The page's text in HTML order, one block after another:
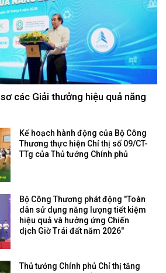
các Giải thưởng hiệu quả năng
Kế hoạch hành động của Bộ Công
Thương thực hiện Chỉ thị số 09/CT-
TTg của Thủ tướng Chính phủ
Bộ Công Thương phát động "Toàn
dân sử dụng năng lượng tiết kiệm
hiệu quả và hưởng ứng Chiến
dịch Giờ Trái đất năm 2026"
Thủ tướng Chính phủ Chỉ thị tăng